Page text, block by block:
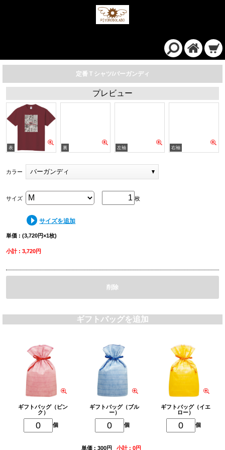
定番Ｔシャツ/バーガンディ
プレビュー
カラー バーガンディ
枚
サイズ
サイズを追加
単価 : (3,720円×1枚)
小計 : 3,720円
削除
ギフトバッグを追加
ギフトバッグ（ピン
ク）
個
ギフトバッグ（ブル
ー）
個
ギフトバッグ（イエ
ロー）
個
単価 : 300円 小計 : 0円